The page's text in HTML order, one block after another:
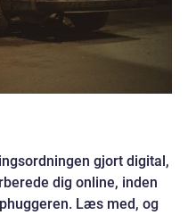
gjort digital,
dig online, inden
Læs med, og